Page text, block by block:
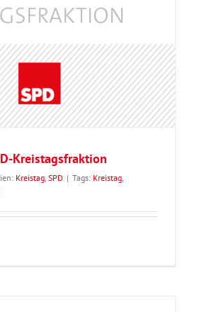
Kreistagsfraktion
Kreistag, SPD | Tags: Kreistag,